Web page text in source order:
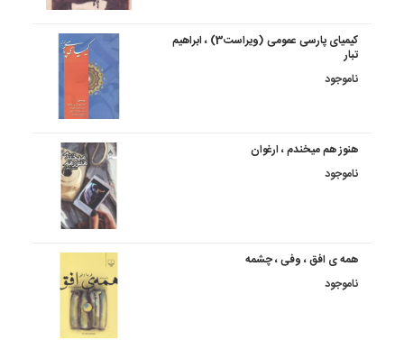
کیمیای پارسی عمومی (ویراست3) ، ابراهیم
تبار
ناموجود
هنوز هم میخندم ، ارغوان
ناموجود
همه ی افق ، وفی ، چشمه
ناموجود